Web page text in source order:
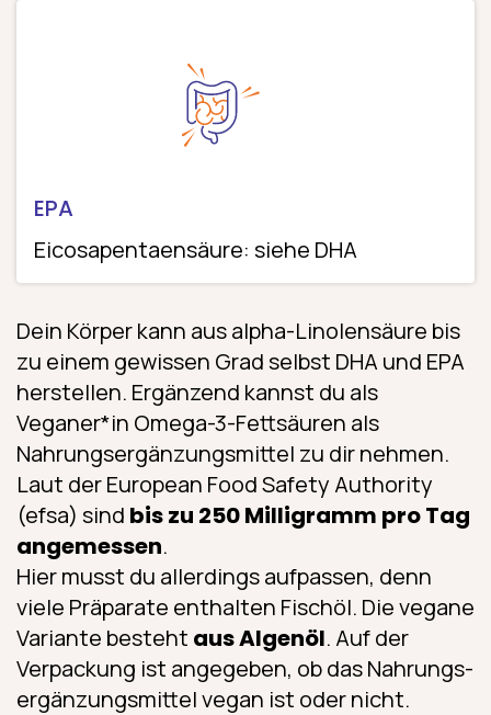
EPA
Eicosapentaensäure: siehe DHA
Dein Körper kann aus alpha-Linolensäure bis
zu einem gewissen Grad selbst DHA und EPA
herstellen. Ergänzend kannst du als
Veganer*in Omega-3-Fettsäuren als
Nahrungs­ergänzungs­mittel zu dir nehmen.
Laut der European Food Safety Authority
(efsa) sind bis zu 250 Milligramm pro Tag
angemessen.
Hier musst du allerdings aufpassen, denn
viele Präparate enthalten Fischöl. Die vegane
Variante besteht aus Algenöl. Auf der
Verpackung ist angegeben, ob das Nahrungs­
ergänzungs­mittel vegan ist oder nicht.